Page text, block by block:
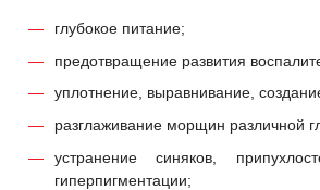
глубокое питание;
предотвращение развития
уплотнение, выравнивание,
разглаживание морщин различной
устранение синяков,
гиперпигментации;